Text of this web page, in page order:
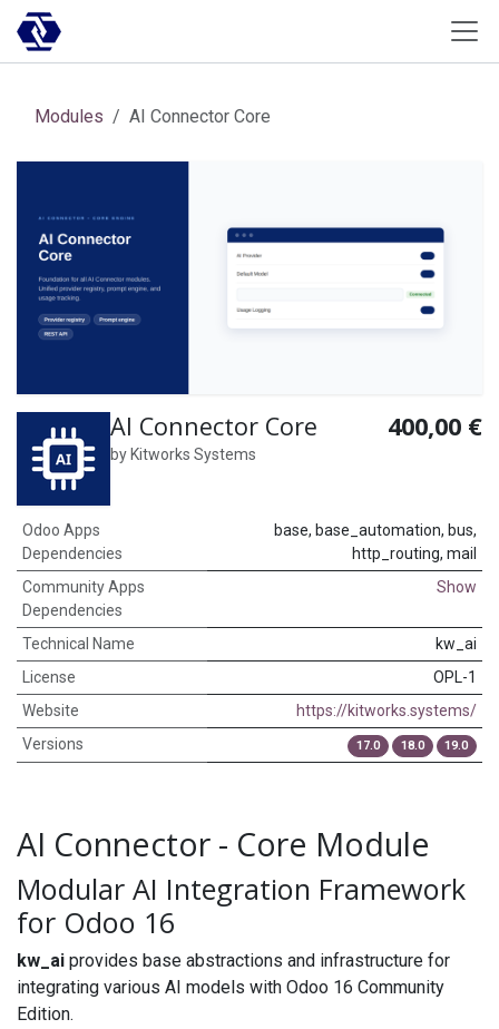
Skip to Content
Modules AI Connector Core
AI Connector Core
by Kitworks Systems
400,00 €
Odoo Apps
Dependencies
base, base_automation, bus,
http_routing, mail
Community Apps
Dependencies
Show
Technical Name
kw_ai
License
OPL-1
Website
https://kitworks.systems/
Versions
17.0 18.0 19.0
AI Connector - Core Module
Modular AI Integration Framework
for Odoo 16
kw_ai provides base abstractions and infrastructure for
integrating various AI models with Odoo 16 Community
Edition.